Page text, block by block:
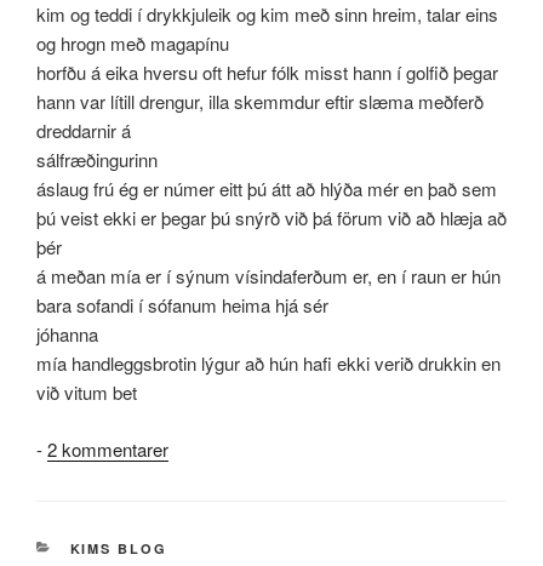
kim og teddi í drykkjuleik og kim með sinn hreim, talar eins
og hrogn með magapínu
horfðu á eika hversu oft hefur fólk misst hann í golfið þegar
hann var lítill drengur, illa skemmdur eftir slæma meðferð
dreddarnir á
sálfræðingurinn
áslaug frú ég er númer eitt þú átt að hlýða mér en það sem
þú veist ekki er þegar þú snýrð við þá förum við að hlæja að
þér
á meðan mía er í sýnum vísindaferðum er, en í raun er hún
bara sofandi í sófanum heima hjá sér
jóhanna
mía handleggsbrotin lýgur að hún hafi ekki verið drukkin en
við vitum bet
-2 kommentarertil
KATEGORIER
KIMS BLOG